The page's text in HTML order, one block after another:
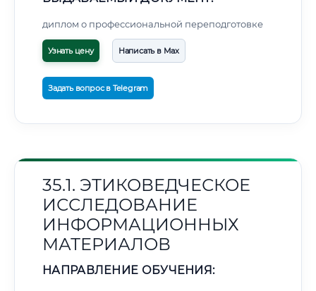
диплом о профессиональной переподготовке
Узнать цену Написать в Max
Задать вопрос в Telegram
35.1. ЭТИКОВЕДЧЕСКОЕ
ИССЛЕДОВАНИЕ
ИНФОРМАЦИОННЫХ
МАТЕРИАЛОВ
НАПРАВЛЕНИЕ ОБУЧЕНИЯ: